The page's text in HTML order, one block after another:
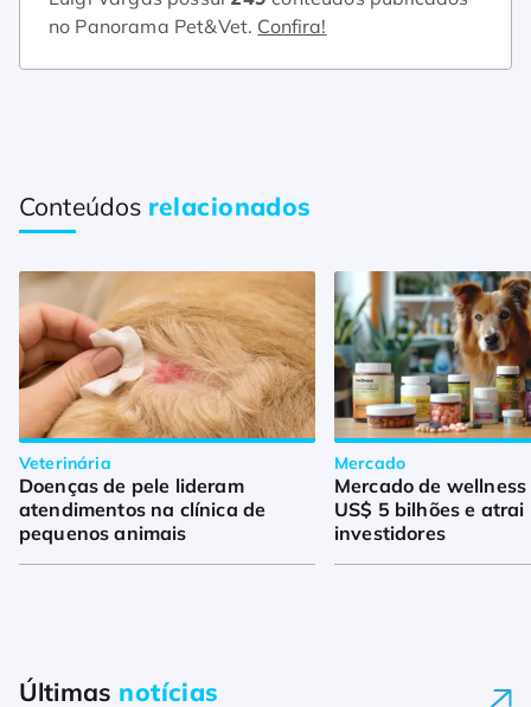
no Panorama Pet&Vet. Confira!
Conteúdos relacionados
Veterinária
Doenças de pele lideram
atendimentos na clínica de
pequenos animais
Mercado
Mercado de
US$ 5 bilhões e atrai
investidores
Últimas notícias